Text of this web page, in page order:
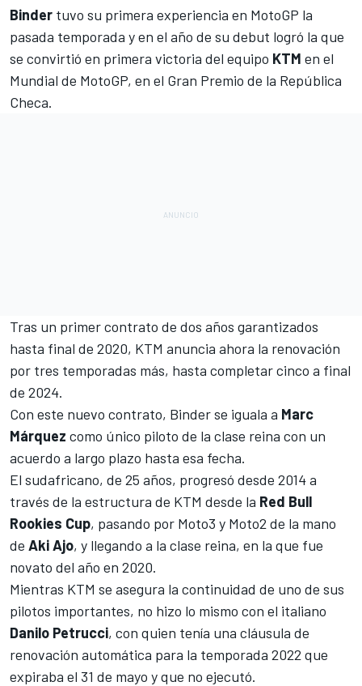
Binder tuvo su primera experiencia en MotoGP la
pasada temporada y en el año de su debut logró la que
se convirtió en primera victoria del equipo KTM en el
Mundial de MotoGP, en el Gran Premio de la República
Checa.
Tras un primer contrato de dos años garantizados
hasta final de 2020, KTM anuncia ahora la renovación
por tres temporadas más, hasta completar cinco a final
de 2024.
Con este nuevo contrato, Binder se iguala a Marc
Márquez como único piloto de la clase reina con un
acuerdo a largo plazo hasta esa fecha.
El sudafricano, de 25 años, progresó desde 2014 a
través de la estructura de KTM desde la Red Bull
Rookies Cup, pasando por Moto3 y Moto2 de la mano
de Aki Ajo, y llegando a la clase reina, en la que fue
novato del año en 2020.
Mientras KTM se asegura la continuidad de uno de sus
pilotos importantes, no hizo lo mismo con el italiano
Danilo Petrucci, con quien tenía una cláusula de
renovación automática para la temporada 2022 que
expiraba el 31 de mayo y que no ejecutó.